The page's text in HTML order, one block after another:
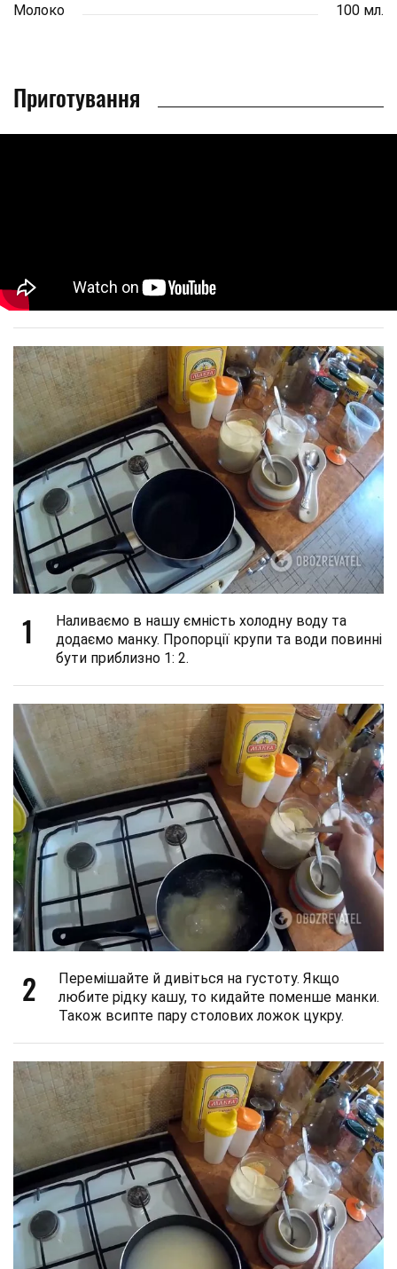
Молоко
100 мл.
Приготування
1
Наливаємо в нашу ємність холодну воду та
додаємо манку. Пропорції крупи та води повинні
бути приблизно 1: 2.
2
Перемішайте й дивіться на густоту. Якщо
любите рідку кашу, то кидайте поменше манки.
Також всипте пару столових ложок цукру.